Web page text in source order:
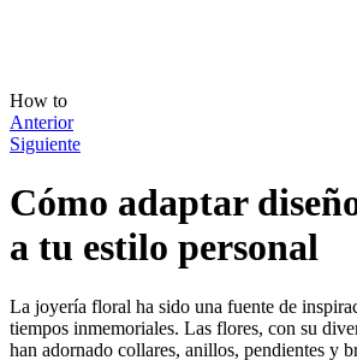
How to
Anterior
Siguiente
Cómo adaptar
a tu estilo personal
La joyería floral ha sido una fuente de
tiempos inmemoriales. Las flores, con su
han adornado collares, anillos, pendientes y